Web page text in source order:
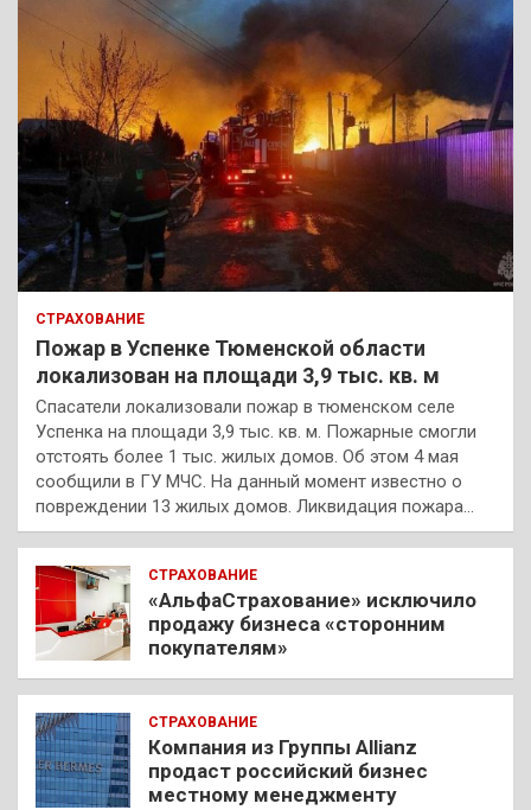
СТРАХОВАНИЕ
Пожар в Успенке Тюменской области
локализован на площади 3,9 тыс. кв. м
Спасатели локализовали пожар в тюменском селе
Успенка на площади 3,9 тыс. кв. м. Пожарные смогли
отстоять более 1 тыс. жилых домов. Об этом 4 мая
сообщили в ГУ МЧС. На данный момент известно о
повреждении 13 жилых домов. Ликвидация пожара…
СТРАХОВАНИЕ
«АльфаСтрахование» исключило
продажу бизнеса «сторонним
покупателям»
СТРАХОВАНИЕ
Компания из Группы Allianz
продаст российский бизнес
местному менеджменту